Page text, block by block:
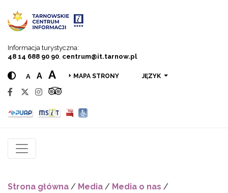
Informacja turystyczna:
48 14 688 90 90 centrum@it.tarnow.pl
A A A MAPA STRONY JĘZYK
Strona główna / Media / Media o nas /